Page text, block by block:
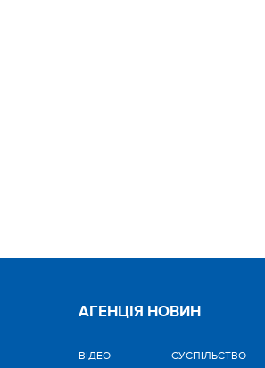
АГЕНЦІЯ НОВИН
ВІДЕО CУСПІЛЬСТВО